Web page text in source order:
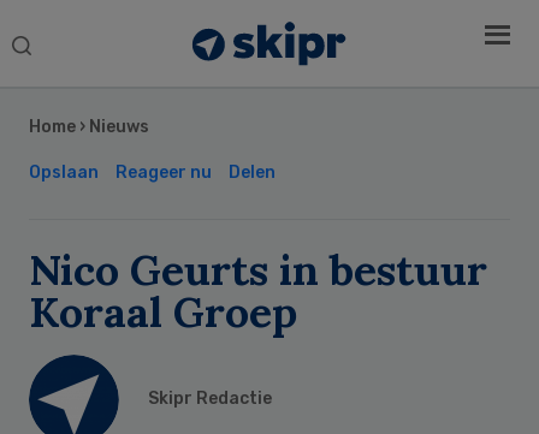
Search
Home › Nieuws
Opslaan Reageer nu Delen
Nico Geurts in bestuur
Koraal Groep
Skipr Redactie
Sidebar